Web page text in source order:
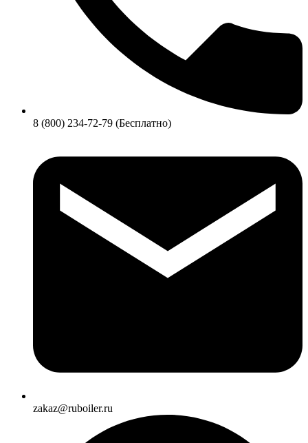
8 (800) 234-72-79 (Бесплатно)
zakaz@ruboiler.ru